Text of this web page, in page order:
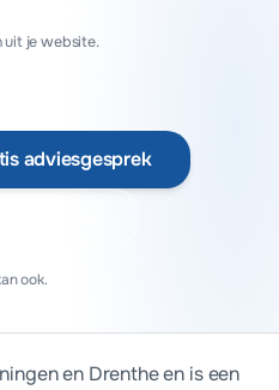
uit je website.
adviesgesprek
ook.
en Drenthe en is een